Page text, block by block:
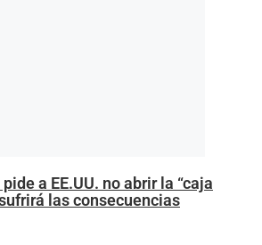
a EE.UU. no abrir la “caja
las consecuencias